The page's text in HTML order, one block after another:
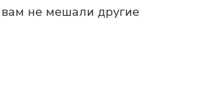
не мешали другие